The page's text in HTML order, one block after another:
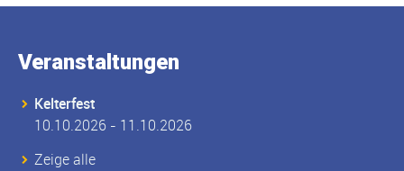
Veranstaltungen
Kelterfest
10.10.2026 - 11.10.2026
Zeige alle